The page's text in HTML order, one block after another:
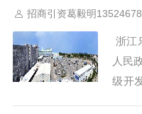
区；
招商引资葛毅明
浙江
人民
级开